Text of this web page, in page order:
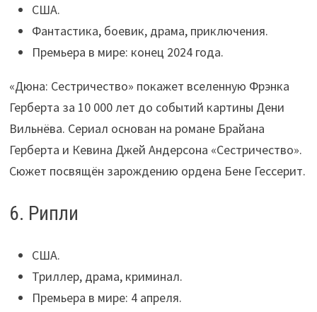
США.
Фантастика, боевик, драма, приключения.
Премьера в мире: конец 2024 года.
«Дюна: Сестричество» покажет вселенную Фрэнка
Герберта за 10 000 лет до событий картины Дени
Вильнёва. Сериал основан на романе Брайана
Герберта и Кевина Джей Андерсона «Сестричество».
Сюжет посвящён зарождению ордена Бене Гессерит.
6. Рипли
США.
Триллер, драма, криминал.
Премьера в мире: 4 апреля.